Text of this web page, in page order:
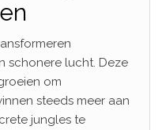
schonere lucht. Deze
om
steeds meer aan
jungles te